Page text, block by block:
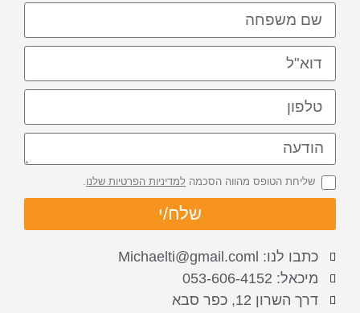
שליחת הטופס מהווה הסכמה למדיניות הפרטיות שלנו.
שלח/י
כתבו לנו: Michaelti@gmail.coml
מיכאל: 053-606-4152
דרך השרון 12, כפר סבא